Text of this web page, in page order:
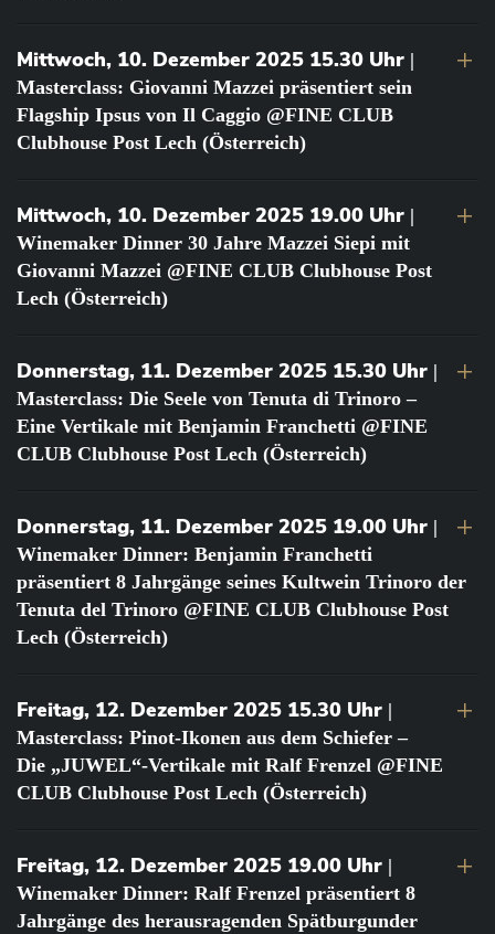
Mittwoch, 10. Dezember 2025 15.30 Uhr |
Masterclass: Giovanni Mazzei präsentiert sein
Flagship Ipsus von Il Caggio @FINE CLUB
Clubhouse Post Lech (Österreich)
Mittwoch, 10. Dezember 2025 19.00 Uhr |
Winemaker Dinner 30 Jahre Mazzei Siepi mit
Giovanni Mazzei @FINE CLUB Clubhouse Post
Lech (Österreich)
Donnerstag, 11. Dezember 2025 15.30 Uhr |
Masterclass: Die Seele von Tenuta di Trinoro –
Eine Vertikale mit Benjamin Franchetti @FINE
CLUB Clubhouse Post Lech (Österreich)
Donnerstag, 11. Dezember 2025 19.00 Uhr |
Winemaker Dinner: Benjamin Franchetti
präsentiert 8 Jahrgänge seines Kultwein Trinoro der
Tenuta del Trinoro @FINE CLUB Clubhouse Post
Lech (Österreich)
Freitag, 12. Dezember 2025 15.30 Uhr |
Masterclass: Pinot-Ikonen aus dem Schiefer –
Die „JUWEL“-Vertikale mit Ralf Frenzel @FINE
CLUB Clubhouse Post Lech (Österreich)
Freitag, 12. Dezember 2025 19.00 Uhr |
Winemaker Dinner: Ralf Frenzel präsentiert 8
Jahrgänge des herausragenden Spätburgunder